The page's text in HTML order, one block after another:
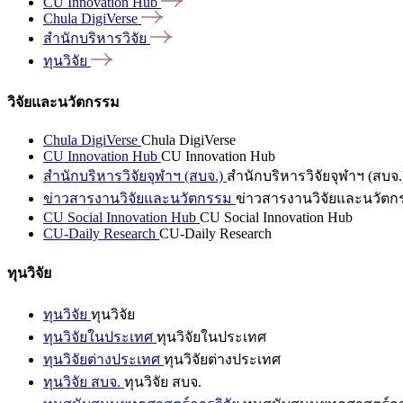
Chula DigiVerse
สำนักบริหารวิจัย
ทุนวิจัย
วิจัยและนวัตกรรม
Chula DigiVerse Chula DigiVerse
CU Innovation Hub CU Innovation Hub
สำนักบริหารวิจัยจุฬาฯ (สบจ.) สำนักบริหารวิจัยจุฬาฯ (สบจ
ข่าวสารงานวิจัยและนวัตกรรม ข่าวสารงานวิจัยและนวัตก
CU Social Innovation Hub CU Social Innovation Hub
CU-Daily Research CU-Daily Research
ทุนวิจัย
ทุนวิจัย ทุนวิจัย
ทุนวิจัยในประเทศ ทุนวิจัยในประเทศ
ทุนวิจัยต่างประเทศ ทุนวิจัยต่างประเทศ
ทุนวิจัย สบจ. ทุนวิจัย สบจ.